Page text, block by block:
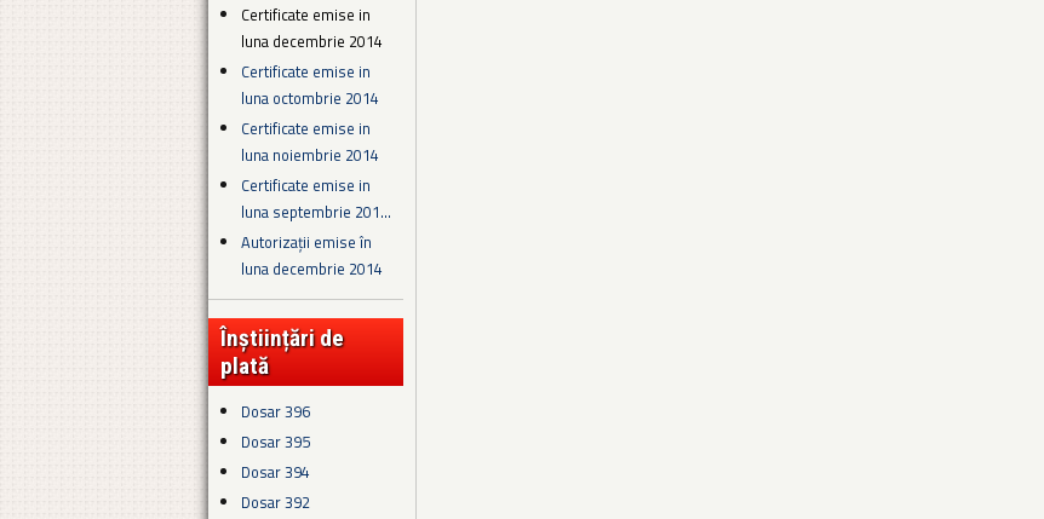
Certificate emise in
luna decembrie 2014
Certificate emise in
luna octombrie 2014
Certificate emise in
luna noiembrie 2014
Certificate emise in
luna septembrie 201...
Autorizații emise în
luna decembrie 2014
Înștiințări de
plată
Dosar 396
Dosar 395
Dosar 394
Dosar 392